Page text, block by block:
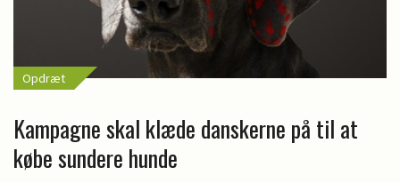
Opdræt
Kampagne skal klæde danskerne på til at
købe sundere hunde